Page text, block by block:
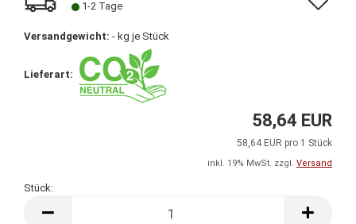
1-2 Tage
Versandgewicht: - kg je Stück
Lieferart:
58,64 EUR
58,64 EUR pro 1 Stück
inkl. 19% MwSt. zzgl. Versand
Stück: